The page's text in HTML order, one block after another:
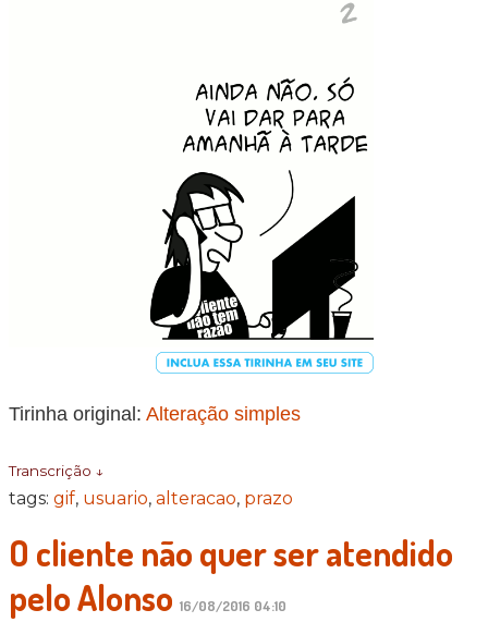
Tirinha original: Alteração simples
Transcrição ↓
tags: gif, usuario, alteracao, prazo
O cliente não quer ser atendido
pelo Alonso 16/08/2016 04:10